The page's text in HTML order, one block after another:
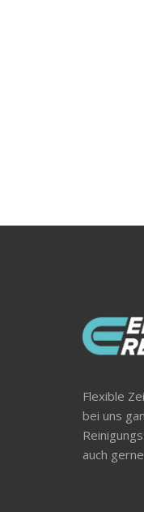
Flexible
bei uns
auch gerne